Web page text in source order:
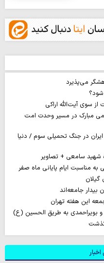
می‌پذیرد
شود؟
سوی آیت‌الله اراکی
مبارک در مسیر وحدت امت
در جنگ تحمیلی سوم / دنیا
شهید سامعی + تصاویر
به مناسبت ایام پایانی ماه صفر
بیدار جامعه‌اند
این هفته تهران